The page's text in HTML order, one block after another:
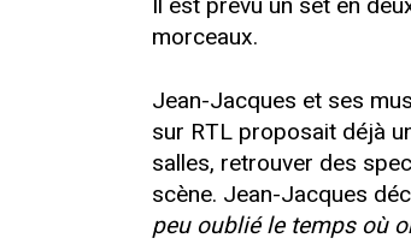
morceaux.
Jean-Jacques et ses
sur RTL proposait déjà
salles, retrouver des
scène. Jean-Jacques
peu oublié le temps où